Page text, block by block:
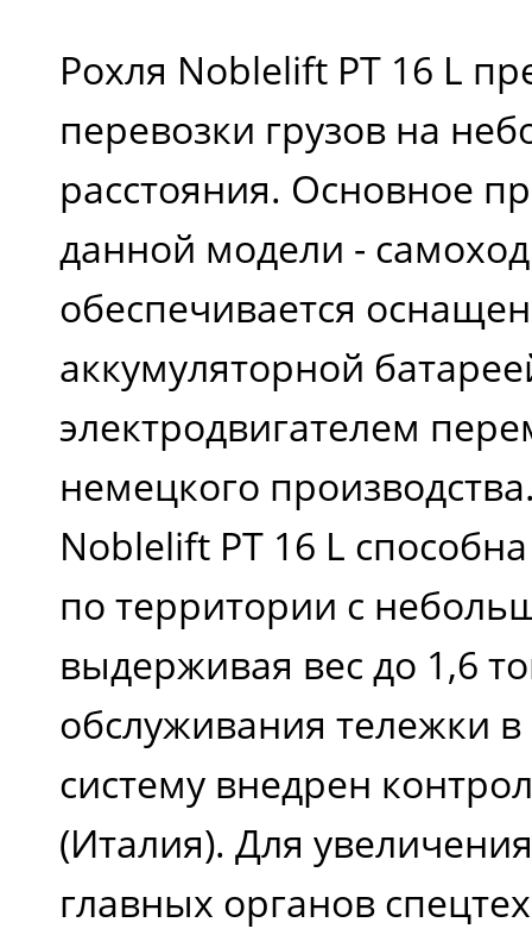
Рохля Noblelift PT 16 L
перевозки грузов на
расстояния. Основное
данной модели -
обеспечивается
аккумуляторной
электродвигателем
немецкого
Noblelift PT 16 L
по территории с
выдерживая вес до 1,6
обслуживания тележки
систему внедрен
(Италия). Для
главных органов